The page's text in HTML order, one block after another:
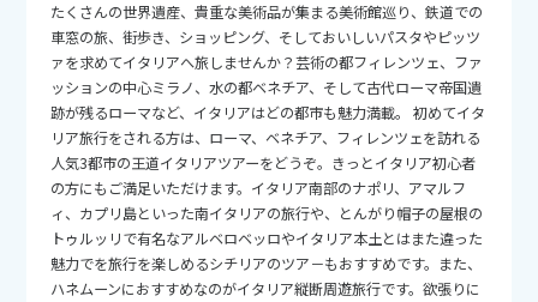
たくさんの世界遺産、貴重な美術品が集まる美術館巡り、鉄道での
車窓の旅、街歩き、ショッピング、そしておいしいパスタやピッツ
ァを求めてイタリアへ旅しませんか？芸術の都フィレンツェ、ファ
ッションの中心ミラノ、水の都ベネチア、そして古代ローマ帝国遺
跡が残るローマなど、イタリアはどの都市も魅力満載。 初めてイタ
リア旅行をされる方は、ローマ、ベネチア、フィレンツェを訪れる
人気3都市の王道イタリアツアーをどうぞ。きっとイタリア初心者
の方にもご満足いただけます。イタリア南部のナポリ、アマルフ
ィ、カプリ島といった南イタリアの旅行や、とんがり帽子の屋根の
トゥルッリで有名なアルベロベッロやイタリア本土とはまた違った
魅力でを旅行を楽しめるシチリアのツア－もおすすめです。また、
ハネムーンにおすすめなのがイタリア縦断周遊旅行です。欲張りに
2026年10月 10月未定
1 2
3
4
5 6 7 8 9
10
11
12 13 14 15 16
17
18
19 20 21 22 23
24
25
26 27 28 29 30 31